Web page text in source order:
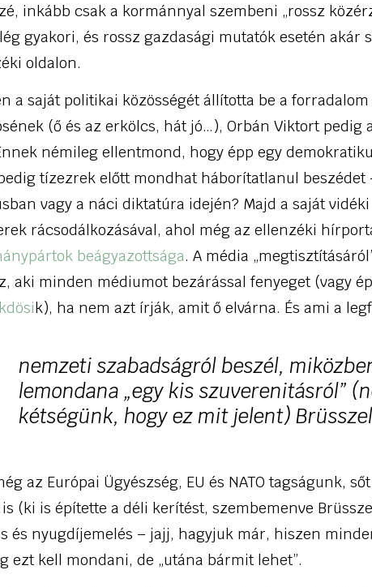
inkább csak a kormánnyal szembeni „rossz
gyakori, és rossz gazdasági mutatók esetén akár
oldalon.
a saját politikai közösségét állította be a forradalom
(ő és az erkölcs, hát jó…), Orbán Viktort pedig
némileg ellentmond, hogy épp egy
tízezrek előtt mondhat háborítatlanul beszédet
vagy a náci diktatúra idején? Majd a saját
rácsodálkozásával, ahol még az ellenzéki
beágyazottsága. A média
aki minden médiumot bezárással fenyeget (vagy
k), ha nem azt írják, amit ő elvárna. És ami a
nemzeti szabadságról beszél,
lemondana „egy kis szuverenitásról”
kétségünk, hogy ez mit jelent)
az Európai Ügyészség, EU és NATO tagságunk,
(ki is építette a déli kerítést, szembemenve
és nyugdíjemelés – jajj, hagyjuk már, hiszen
ezt kell mondani, de „utána bármit lehet”.